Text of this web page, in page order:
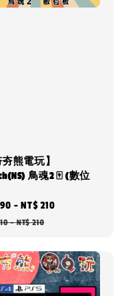
夯熊電玩】
鳥魂2 🀄 (數位
-NT$ 210
-NT$ 210